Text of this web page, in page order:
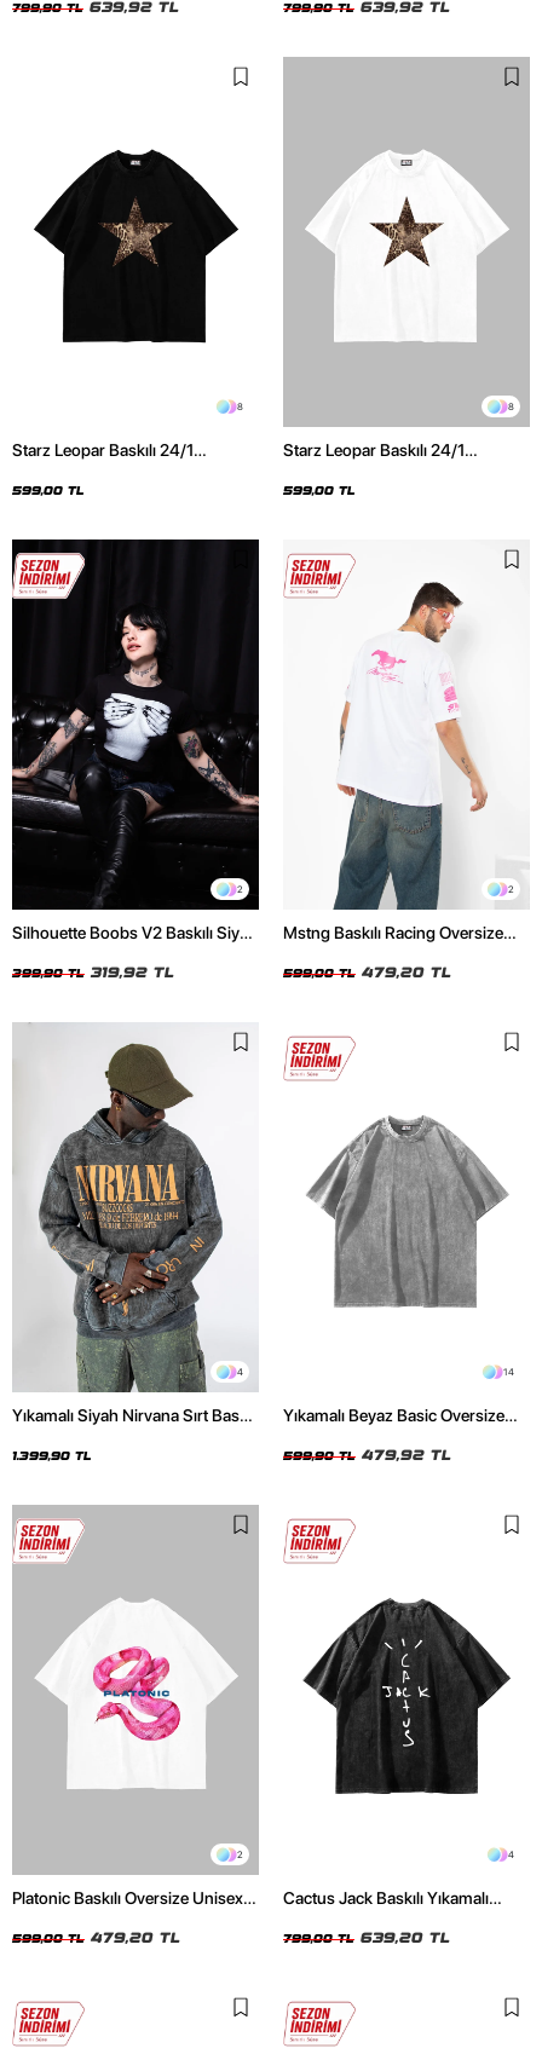
799,90 TL 639,92 TL 799,90 TL 639,92 TL
8
Starz Leopar Baskılı 24/1
599,00 TL
8
Starz Leopar Baskılı 24/1
599,00 TL
2
Silhouette Boobs V2 Baskılı Siyah
399,90 TL 319,92 TL
2
Mstng Baskılı Racing Oversize
599,00 TL 479,20 TL
4
Yıkamalı Siyah Nirvana Sırt Baskılı
1.399,90 TL
14
Yıkamalı Beyaz Basic Oversize
599,90 TL 479,92 TL
2
Platonic Baskılı Oversize Unisex
599,00 TL 479,20 TL
4
Cactus Jack Baskılı Yıkamalı
799,00 TL 639,20 TL